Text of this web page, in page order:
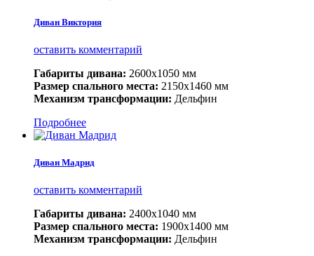
Диван Виктория
оставить комментарий
Габариты дивана: 2600х1050 мм
Размер спального места: 2150х1460 мм
Механизм трансформации: Дельфин
Подробнее
Диван Мадрид
оставить комментарий
Габариты дивана: 2400х1040 мм
Размер спального места: 1900x1400 мм
Механизм трансформации: Дельфин